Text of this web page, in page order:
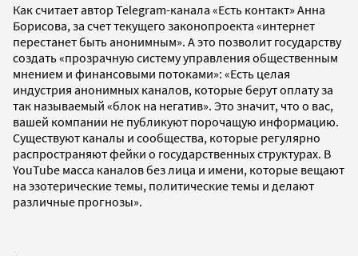
Как считает автор Telegram-канала «Есть контакт» Анна
Борисова, за счет текущего законопроекта «интернет
перестанет быть анонимным». А это позволит государству
создать «прозрачную систему управления общественным
мнением и финансовыми потоками»: «Есть целая
индустрия анонимных каналов, которые берут оплату за
так называемый «блок на негатив». Это значит, что о вас,
вашей компании не публикуют порочащую информацию.
Существуют каналы и сообщества, которые регулярно
распространяют фейки о государственных структурах. В
YouTube масса каналов без лица и имени, которые вещают
на эзотерические темы, политические темы и делают
различные прогнозы».